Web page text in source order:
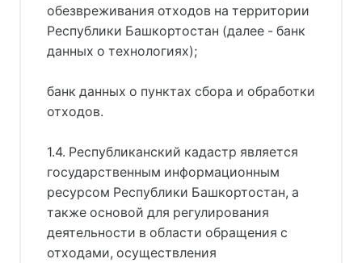
обезвреживания отходов на территории
Республики Башкортостан (далее - банк
данных о технологиях);
банк данных о пунктах сбора и обработки
отходов.
1.4. Республиканский кадастр является
государственным информационным
ресурсом Республики Башкортостан, а
также основой для регулирования
деятельности в области обращения с
отходами, осуществления